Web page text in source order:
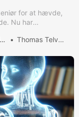
for at hævde,
Nu har
velbefindende.
copenhagen review of communication Thomas Telving